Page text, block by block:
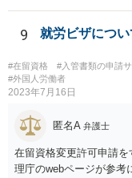
9 就労ビザにつ
#在留資格 #入管書類の申請
#外国人労働者
2023年7月16日
匿名A 弁護士
在留資格変更許可申請
理庁のwebページが参考